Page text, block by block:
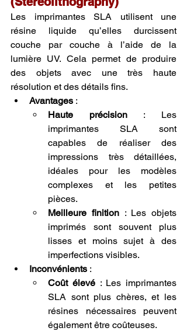
Les imprimantes SLA utilisent une
résine liquide qu’elles durcissent
couche par couche à l’aide de la
lumière UV. Cela permet de produire
des objets avec une très haute
résolution et des détails fins.
Avantages :
Haute précision : Les
imprimantes SLA sont
capables de réaliser des
impressions très détaillées,
idéales pour les modèles
complexes et les petites
pièces.
Meilleure finition : Les objets
imprimés sont souvent plus
lisses et moins sujet à des
imperfections visibles.
Inconvénients :
Coût élevé : Les imprimantes
SLA sont plus chères, et les
résines nécessaires peuvent
également être coûteuses.